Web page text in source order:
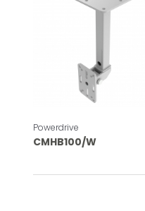
Powerdrive
CMHB100/W